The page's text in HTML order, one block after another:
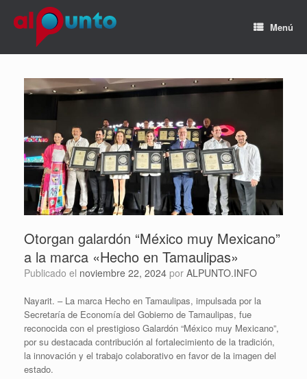
Menú
Otorgan galardón “México muy Mexicano”
a la marca «Hecho en Tamaulipas»
Publicado el noviembre 22, 2024 por ALPUNTO.INFO
Nayarit. – La marca Hecho en Tamaulipas, impulsada por la
Secretaría de Economía del Gobierno de Tamaulipas, fue
reconocida con el prestigioso Galardón “México muy Mexicano”,
por su destacada contribución al fortalecimiento de la tradición,
la innovación y el trabajo colaborativo en favor de la imagen del
estado.